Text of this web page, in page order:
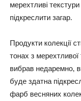
мерехтливі текстури
підкреслити загар.
Продукти колекції
тонах з
вибрав недаремно,
буде здатна
фарб весняних